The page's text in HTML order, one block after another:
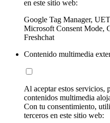
en este sitio web:
Google Tag Manager,
Microsoft Consent Mode,
Freshchat
Contenido multimedia
Al aceptar estos servicios,
contenidos multimedia
Con tu consentimiento,
terceros en este sitio web: